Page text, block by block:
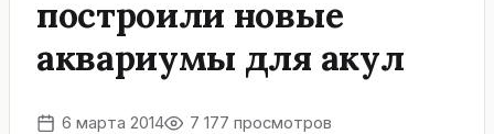
построили новые
аквариумы для акул
6 марта 2014 7 177 просмотров